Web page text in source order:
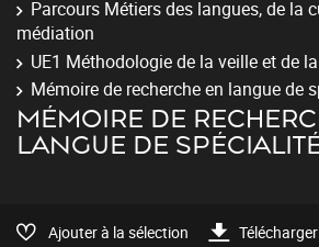
Parcours Métiers des langues, de la
médiation
UE1 Méthodologie de la veille et de
Mémoire de recherche en langue de
MÉMOIRE DE
LANGUE DE
Ajouter à la sélection Télécharger